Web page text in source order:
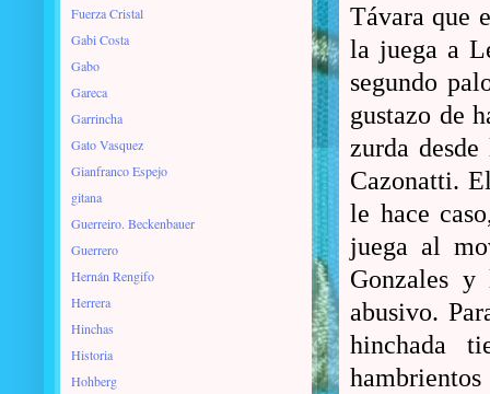
Távara que
la juega a
segundo
gustazo de
zurda
Cazonatti.
le hace
juega al
Gonzales
abusivo.
hinchada
Fuerza Cristal
Gabi Costa
Gabo
Gareca
Garrincha
Gato Vasquez
Gianfranco Espejo
gitana
Guerreiro. Beckenbauer
Guerrero
Hernán Rengifo
Herrera
Hinchas
Historia
Hohberg